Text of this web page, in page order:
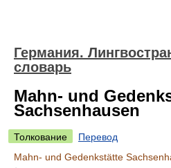
Германия.
словарь
Mahn- und
Sachsenhausen
Толкование
Перевод
Mahn- und Gedenkstätte